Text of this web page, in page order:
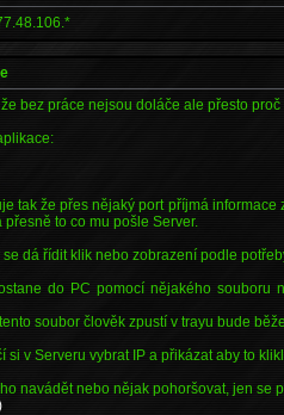
bez práce nejsou doláče ale přesto
tak že přes nějaký port příjmá
přesně to co mu pošle Server.
se dá řídit klik nebo zobrazení podle
do PC pomocí nějakého souboru
soubor člověk zpustí v trayu bude
si v Serveru vybrat IP a přikázat aby to
navádět nebo nějak pohoršovat, jen se